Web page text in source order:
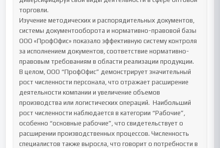
торговли.
Изучение методических и распорядительных документов,
системы документооборота и нормативно-правовой базы
ООО «ПрофОфис» показало эффективную систему контроля
за исполнением документов, соответствие нормативно-
правовым требованиям в области реализации продукции.
В целом, ООО “ПрофОфис” демонстрирует значительный
рост численности персонала, что отражает расширение
деятельности компании и увеличение объемов
производства или логистических операций.  Наибольший
рост численности наблюдается в категории “Рабочие”,
особенно “основные рабочие”, что свидетельствует о
расширении производственных процессов. Численность
специалистов также выросла, что говорит о потребности в